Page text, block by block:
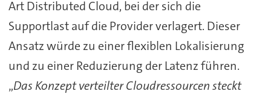
Art Distributed Cloud, bei der sich die
Supportlast auf die Provider verlagert. Dieser
Ansatz würde zu einer flexiblen Lokalisierung
und zu einer Reduzierung der Latenz führen.
„Das Konzept verteilter Cloudressourcen steckt